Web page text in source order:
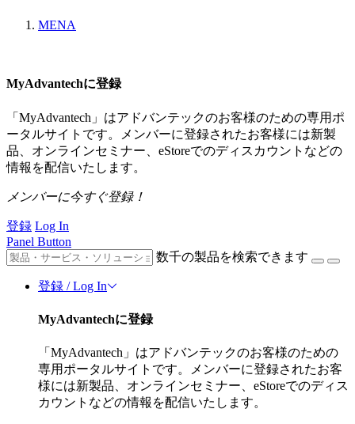
MENA
MyAdvantechに登録
「MyAdvantech」はアドバンテックのお客様のための専用ポ
ータルサイトです。メンバーに登録されたお客様には新製
品、オンラインセミナー、eStoreでのディスカウントなどの
情報を配信いたします。
メンバーに今すぐ登録！
登録 Log In
Panel Button
数千の製品を検索できます
登録 / Log In
MyAdvantechに登録
「MyAdvantech」はアドバンテックのお客様のための
専用ポータルサイトです。メンバーに登録されたお客
様には新製品、オンラインセミナー、eStoreでのディス
カウントなどの情報を配信いたします。